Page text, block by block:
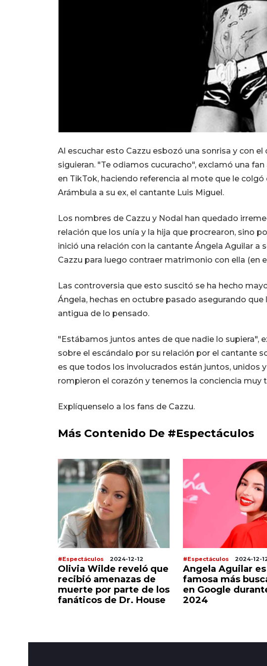
Al escuchar esto Cazzu esbozó una sonrisa y con
siguieran. "Te odiamos cucuracho", exclamó una
en TikTok, haciendo referencia al mote que le
Arámbula a su ex, el cantante Luis Miguel.
Los nombres de Cazzu y Nodal han quedado
relación que los unía y la hija que procrearon, sino
inició una relación con la cantante Ángela Aguilar a
Cazzu para luego contraer matrimonio con ella (en
Las controversia que esto suscitó se ha hecho
Ángela, hechas en octubre pasado asegurando
antigua de lo pensado.
"Estábamos juntos antes de que nadie lo supiera",
sobre el escándalo por su relación por el cantante
es que todos los involucrados están juntos, unidos
rompieron el corazón y tenemos la conciencia muy
Explíquenselo a los fans de Cazzu.
Más Contenido De #Espectáculos
#Espectáculos 2024-12-12
Olivia Wilde reveló que
recibió amenazas de
muerte por parte de los
fanáticos de Dr. House
#Espectáculos 2024-12-
Angela Aguilar es
famosa más
en Google
2024